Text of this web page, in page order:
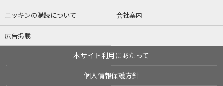
ニッキンの購読について 会社案内
広告掲載
本サイト利用にあたって
個人情報保護方針